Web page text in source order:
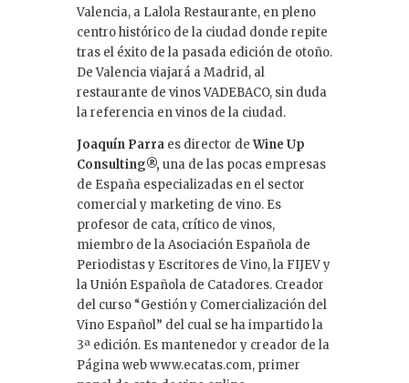
Valencia, a Lalola Restaurante, en pleno
centro histórico de la ciudad donde repite
tras el éxito de la pasada edición de otoño.
De Valencia viajará a Madrid, al
restaurante de vinos VADEBACO, sin duda
la referencia en vinos de la ciudad.
Joaquín Parra es director deWine Up
Consulting®, una de las pocas empresas
de España especializadas en el sector
comercial y marketing de vino. Es
profesor de cata, crítico de vinos,
miembro de la Asociación Española de
Periodistas y Escritores de Vino, la FIJEV y
la Unión Española de Catadores. Creador
del curso “Gestión y Comercialización del
Vino Español” del cual se ha impartido la
3ª edición. Es mantenedor y creador de la
Página web www.ecatas.com, primer